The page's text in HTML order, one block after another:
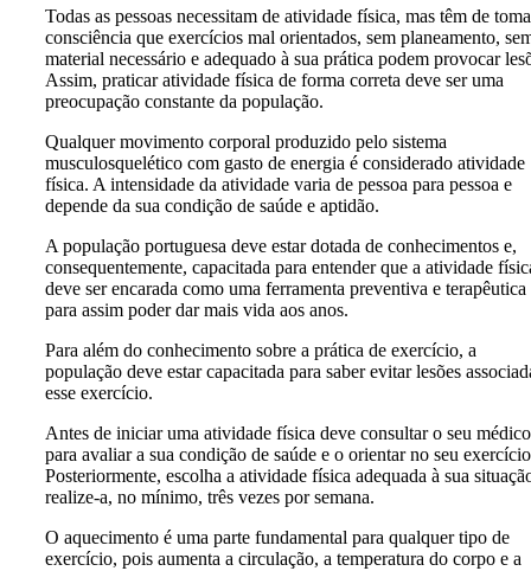
Todas as pessoas necessitam de atividade física, mas têm de
consciência que exercícios mal orientados, sem planeamento,
material necessário e adequado à sua prática podem provocar
Assim, praticar atividade física de forma correta deve ser uma
preocupação constante da população.
Qualquer movimento corporal produzido pelo sistema
musculosquelético com gasto de energia é considerado atividade
física. A intensidade da atividade varia de pessoa para pessoa e
depende da sua condição de saúde e aptidão.
A população portuguesa deve estar dotada de conhecimentos e,
consequentemente, capacitada para entender que a atividade
deve ser encarada como uma ferramenta preventiva e terapêutica
para assim poder dar mais vida aos anos.
Para além do conhecimento sobre a prática de exercício, a
população deve estar capacitada para saber evitar lesões
esse exercício.
Antes de iniciar uma atividade física deve consultar o seu médico
para avaliar a sua condição de saúde e o orientar no seu
Posteriormente, escolha a atividade física adequada à sua
realize-a, no mínimo, três vezes por semana.
O aquecimento é uma parte fundamental para qualquer tipo de
exercício, pois aumenta a circulação, a temperatura do corpo e a